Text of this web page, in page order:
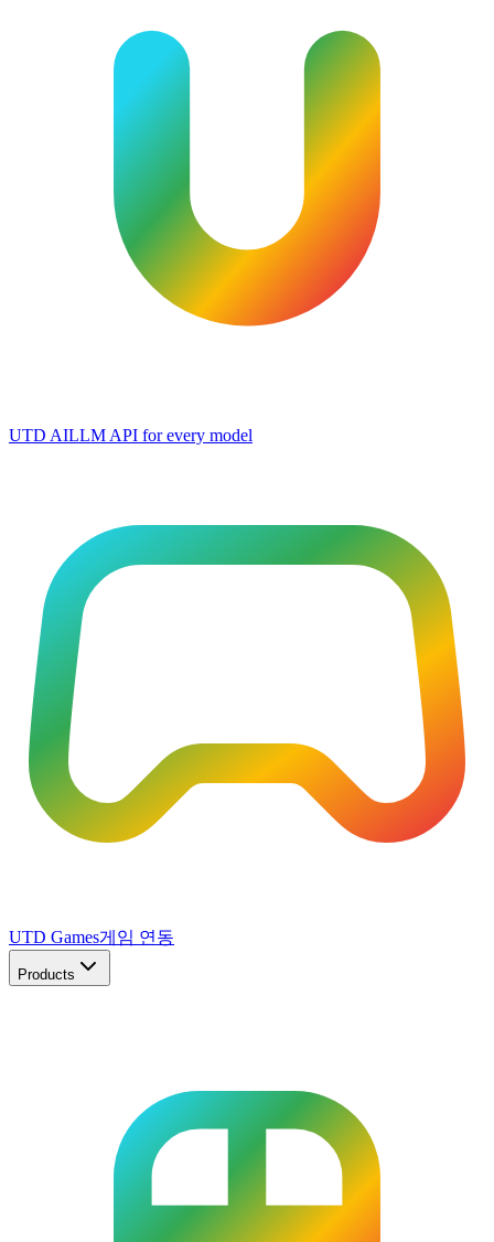
UTD AILLM API for every model
UTD Games게임 연동
Products